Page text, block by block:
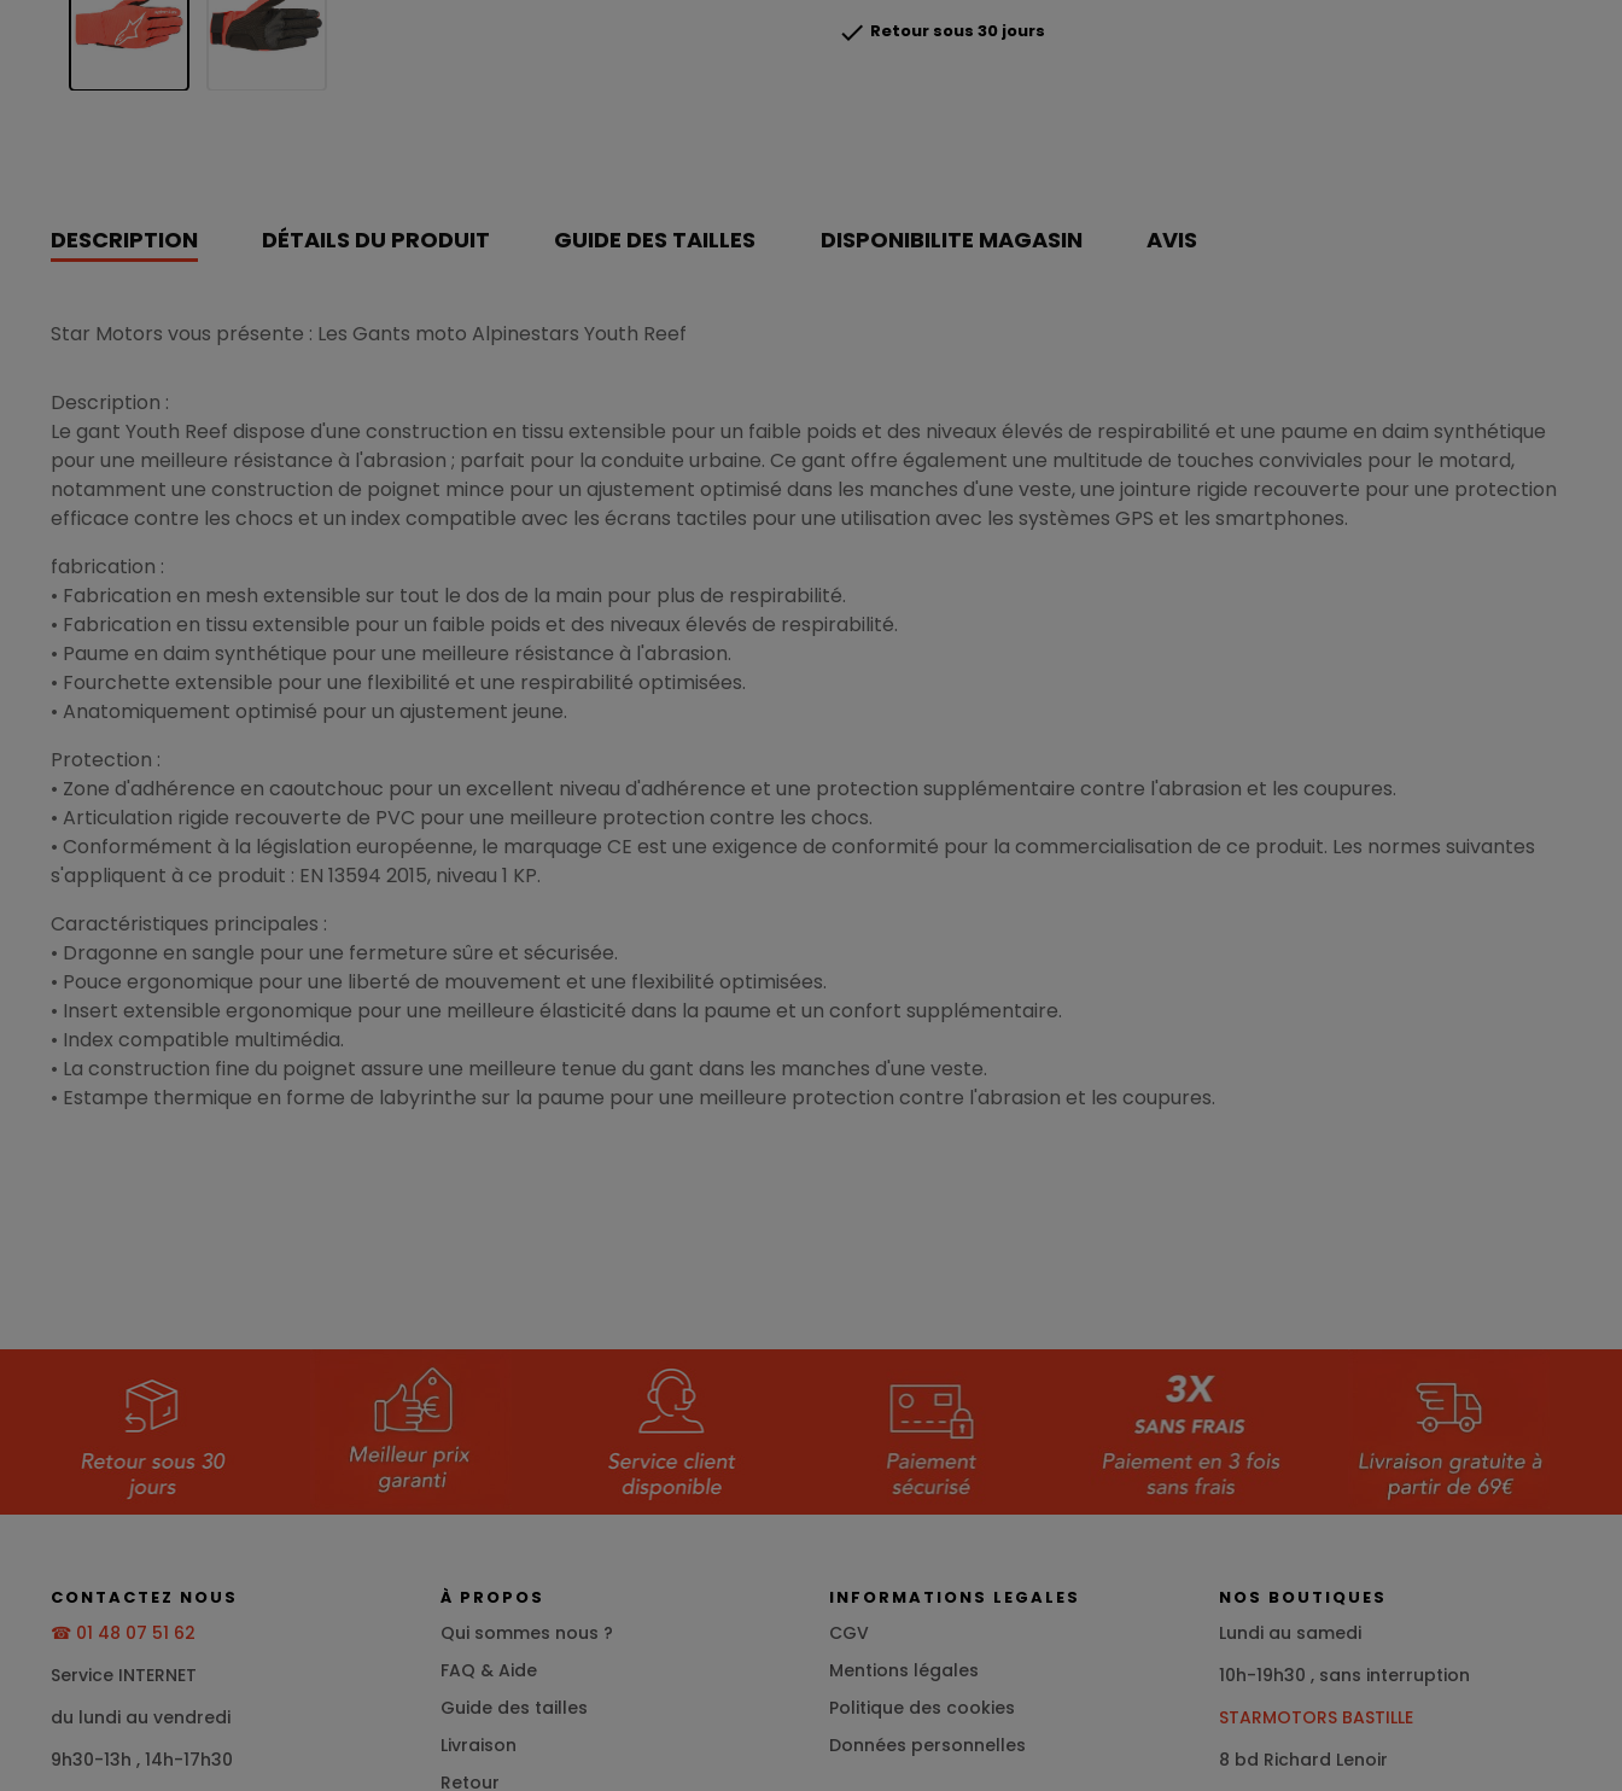
 Retour sous 30 jours
DESCRIPTION DÉTAILS DU PRODUIT GUIDE DES TAILLES DISPONIBILITE MAGASIN AVIS
Star Motors vous présente : Les Gants moto Alpinestars Youth Reef
Description :
Le gant Youth Reef dispose d'une construction en tissu extensible pour un faible poids et des niveaux élevés de respirabilité et une paume en daim synthétique
pour une meilleure résistance à l'abrasion ; parfait pour la conduite urbaine. Ce gant offre également une multitude de touches conviviales pour le motard,
notamment une construction de poignet mince pour un ajustement optimisé dans les manches d'une veste, une jointure rigide recouverte pour une protection
efficace contre les chocs et un index compatible avec les écrans tactiles pour une utilisation avec les systèmes GPS et les smartphones.
fabrication :
• Fabrication en mesh extensible sur tout le dos de la main pour plus de respirabilité.
• Fabrication en tissu extensible pour un faible poids et des niveaux élevés de respirabilité.
• Paume en daim synthétique pour une meilleure résistance à l'abrasion.
• Fourchette extensible pour une flexibilité et une respirabilité optimisées.
• Anatomiquement optimisé pour un ajustement jeune.
Protection :
• Zone d'adhérence en caoutchouc pour un excellent niveau d'adhérence et une protection supplémentaire contre l'abrasion et les coupures.
• Articulation rigide recouverte de PVC pour une meilleure protection contre les chocs.
• Conformément à la législation européenne, le marquage CE est une exigence de conformité pour la commercialisation de ce produit. Les normes suivantes
s'appliquent à ce produit : EN 13594 2015, niveau 1 KP.
Caractéristiques principales :
• Dragonne en sangle pour une fermeture sûre et sécurisée.
• Pouce ergonomique pour une liberté de mouvement et une flexibilité optimisées.
• Insert extensible ergonomique pour une meilleure élasticité dans la paume et un confort supplémentaire.
• Index compatible multimédia.
• La construction fine du poignet assure une meilleure tenue du gant dans les manches d'une veste.
• Estampe thermique en forme de labyrinthe sur la paume pour une meilleure protection contre l'abrasion et les coupures.
CONTACTEZ NOUS
☎ 01 48 07 51 62
Service INTERNET
du lundi au vendredi
9h30-13h , 14h-17h30
À PROPOS
Qui sommes nous ?
FAQ & Aide
Guide des tailles
Livraison
Retour
INFORMATIONS LEGALES
CGV
Mentions légales
Politique des cookies
Données personnelles
NOS BOUTIQUES
Lundi au samedi
10h-19h30 , sans interruption
STARMOTORS BASTILLE
8 bd Richard Lenoir